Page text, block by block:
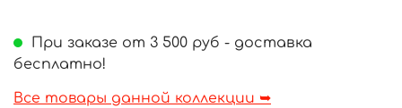
При заказе от 3 500 руб - доставка
бесплатно!
Все товары данной коллекции ➥